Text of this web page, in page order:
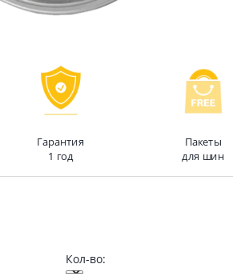
Гарантия
1 год
Пакеты
для шин
Кол-во: